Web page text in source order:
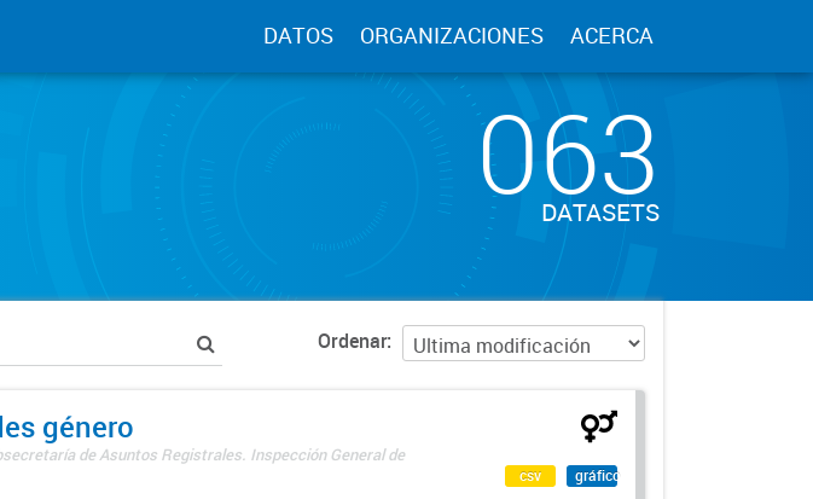
DATOS ORGANIZACIONES ACERCA
063
DATASETS
Ordenar
género
de Asuntos Registrales. Inspección General de
csv gráfico